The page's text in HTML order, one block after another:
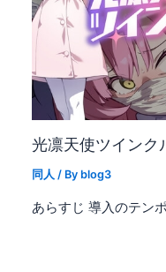
光凛天使ツインク
同人 / By blog3
あらすじ 導入のテン